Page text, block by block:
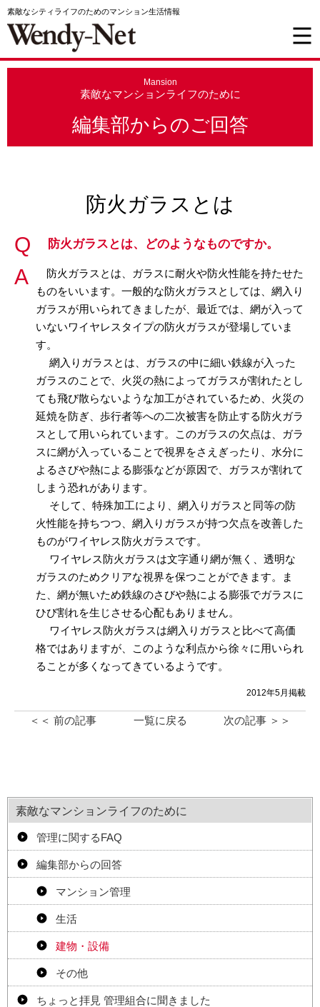
素敵なシティライフのためのマンション生活情報
Mansion
素敵なマンションライフのために
編集部からのご回答
防火ガラスとは
防火ガラスとは、どのようなものですか。
防火ガラスとは、ガラスに耐火や防火性能を持たせた
ものをいいます。一般的な防火ガラスとしては、網入り
ガラスが用いられてきましたが、最近では、網が入って
いないワイヤレスタイプの防火ガラスが登場していま
す。
網入りガラスとは、ガラスの中に細い鉄線が入った
ガラスのことで、火災の熱によってガラスが割れたとし
ても飛び散らないような加工がされているため、火災の
延焼を防ぎ、歩行者等への二次被害を防止する防火ガラ
スとして用いられています。このガラスの欠点は、ガラ
スに網が入っていることで視界をさえぎったり、水分に
よるさびや熱による膨張などが原因で、ガラスが割れて
しまう恐れがあります。
そして、特殊加工により、網入りガラスと同等の防
火性能を持ちつつ、網入りガラスが持つ欠点を改善した
ものがワイヤレス防火ガラスです。
ワイヤレス防火ガラスは文字通り網が無く、透明な
ガラスのためクリアな視界を保つことができます。ま
た、網が無いため鉄線のさびや熱による膨張でガラスに
ひび割れを生じさせる心配もありません。
ワイヤレス防火ガラスは網入りガラスと比べて高価
格ではありますが、このような利点から徐々に用いられ
ることが多くなってきているようです。
2012年5月掲載
＜＜ 前の記事 一覧に戻る 次の記事 ＞＞
素敵なマンションライフのために
管理に関するFAQ
編集部からの回答
マンション管理
生活
建物・設備
その他
ちょっと拝見 管理組合に聞きました